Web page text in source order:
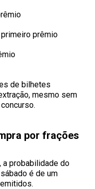
prêmio
de bilhetes
mesmo sem
por frações
a probabilidade do
é de um